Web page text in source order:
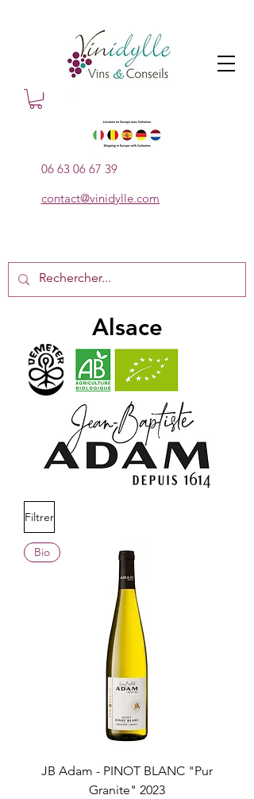
06 63 06 67 39
contact@vinidylle.com
Alsace
Filtrer
Bio
JB Adam - PINOT BLANC "Pur
Granite" 2023